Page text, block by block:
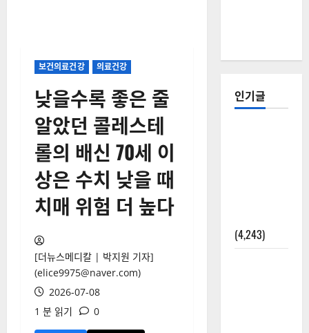
보건의료건강 의료건강
낮을수록 좋은 줄
알았던 콜레스테
롤의 배신 70세 이
상은 수치 낮을 때
치매 위험 더 높다
[더뉴스메디칼 | 박지원 기자]
(elice9975@naver.com)
2026-07-08
1 분 읽기
0
인기글
(4,243)